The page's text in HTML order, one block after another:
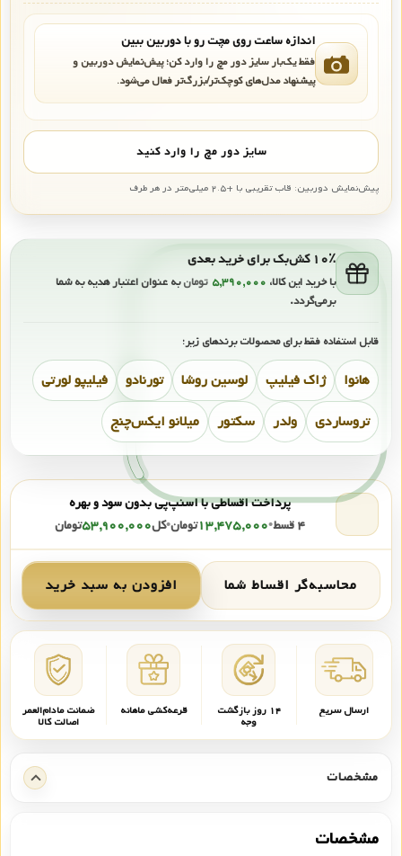
اندازه ساعت روی مچت رو با دوربین ببین
فقط یک‌بار سایز دور مچ را وارد کن؛ پیش‌نمایش دوربین و
پیشنهاد مدل‌های کوچک‌تر/بزرگ‌تر فعال می‌شود.
سایز دور مچ را وارد کنید
پیش‌نمایش دوربین: قاب تقریبی با +۲.۵ میلی‌متر در هر طرف
۱۰٪ کش‌بک برای خرید بعدی
با خرید این کالا، ۵,۳۹۰,۰۰۰ تومانبه عنوان اعتبار هدیه به شما
برمی‌گردد.
قابل استفاده فقط برای محصولات برندهای زیر:
هانوا ژاک فیلیپ لوسین روشا تورنادو
فیلیپو لورتی
تروساردی
ولدر سکتور میلانو ایکس‌چنج
پرداخت اقساطی با اسنپ‌پی بدون سود و بهره
۴ قسط
•۱۳,۴۷۵,۰۰۰تومان•کل۵۳,۹۰۰,۰۰۰تومان
محاسبه‌گر اقساط شما افزودن به سبد خرید
ارسال سریع ۱۴ روز بازگشت
وجه
قرعه‌کشی ماهانه ضمانت مادام‌العمر
اصالت کالا
مشخصات
مشخصات